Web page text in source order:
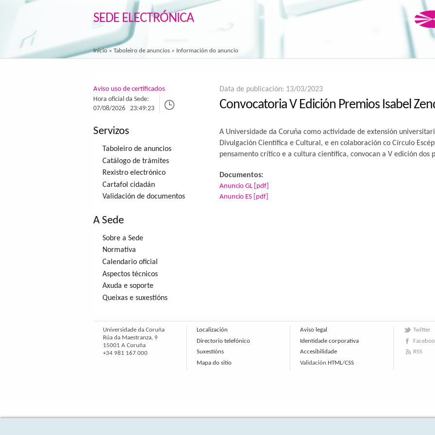
SEDE ELECTRÓNICA
Inicio» Taboleiro de anuncios » Información do anuncio
Aviso uso de certificados
Hora oficial da Sede:
07/08/2026
23:49:23
Servizos
Taboleiro de anuncios
Catálogo de trámites
Rexistro electrónico
Cartafol cidadán
Validación de documentos
A Sede
Sobre a Sede
Normativa
Calendario oficial
Aspectos técnicos
Axuda e soporte
Queixas e suxestións
Data de publicación: 13/03/2023
Convocatoria V Edición Premios Isabel
A Universidade da Coruña como actividade de extensión
Divulgación Científica e Cultural, e en colaboración co Círculo
pensamento crítico e a cultura científica, convocan a V edición dos
Documentos:
Anuncio GL [pdf]
Anuncio ES [pdf]
Universidade da Coruña
Rúa da Maestranza, 9
15001 A Coruña
+34 981 167 000
Localización
Directorio telefónico
Suxestións
Mapa do sitio
Aviso legal
Identidade corporativa
Accesibilidade
Validación HTML/CSS
Twitter
RSS